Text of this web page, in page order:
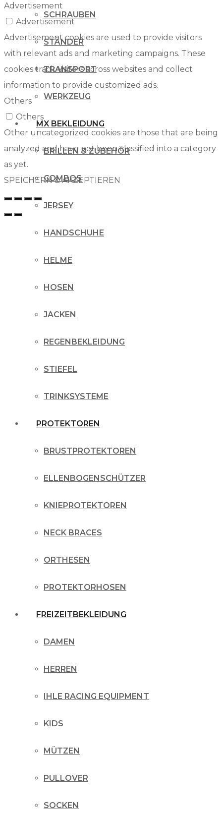
SCHRAUBEN
STÄNDER
TRANSPORT
WERKZEUG
MX BEKLEIDUNG
BRILLEN & ZUBEHÖR
COMBOS
JERSEY
HANDSCHUHE
HELME
HOSEN
JACKEN
REGENBEKLEIDUNG
STIEFEL
TRINKSYSTEME
PROTEKTOREN
BRUSTPROTEKTOREN
ELLENBOGENSCHÜTZER
KNIEPROTEKTOREN
NECK BRACES
ORTHESEN
PROTEKTORHOSEN
FREIZEITBEKLEIDUNG
DAMEN
HERREN
IHLE RACING EQUIPMENT
KIDS
MÜTZEN
PULLOVER
SOCKEN
Advertisement
Advertisement
Advertisement cookies are used to provide visitors
with relevant ads and marketing campaigns. These
cookies track visitors across websites and collect
information to provide customized ads.
Others
Others
Other uncategorized cookies are those that are being
analyzed and have not been classified into a category
as yet.
SPEICHERN & AKZEPTIEREN